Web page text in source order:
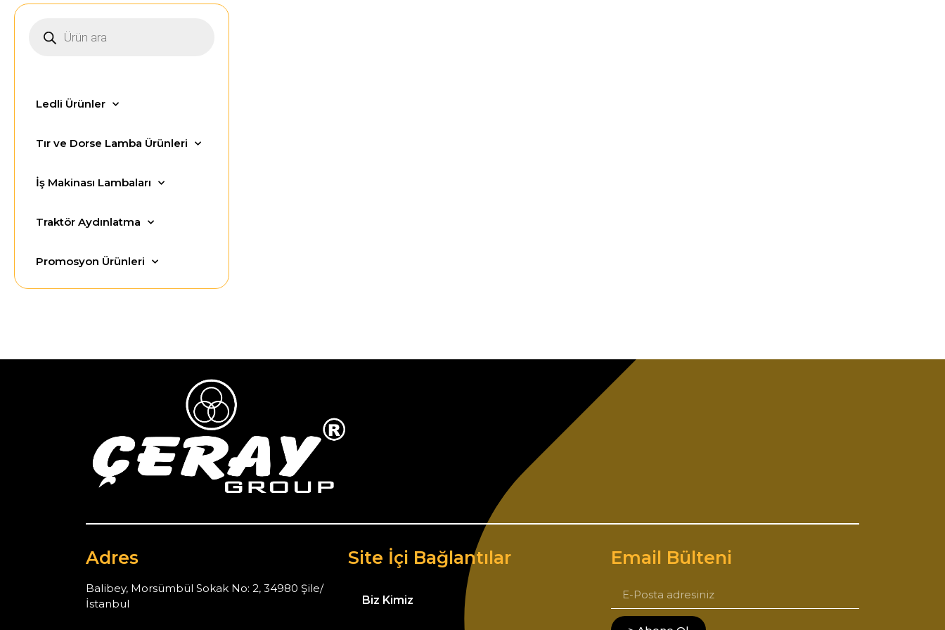
Ledli Ürünler
Tır ve Dorse Lamba Ürünleri
İş Makinası Lambaları
Traktör Aydınlatma
Promosyon Ürünleri
Adres
Balibey, Morsümbül Sokak No: 2, 34980 Şile/
İstanbul
Site İçi Bağlantılar
Biz Kimiz
Email Bülteni